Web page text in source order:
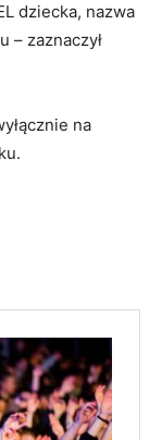
dziecka, nazwa
– zaznaczył
na